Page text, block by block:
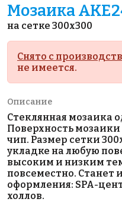
Мозаика
на сетке 300x300
Снято с
не имеется.
Описание
Стеклянная мозаика
Поверхность
чип. Размер сетки
укладке на любую
высоким и низким
повсеместно.
оформления: SPA-
холлов.